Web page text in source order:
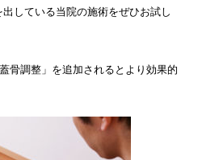
している当院の施術をぜひお試し
骨調整」を追加されるとより効果的